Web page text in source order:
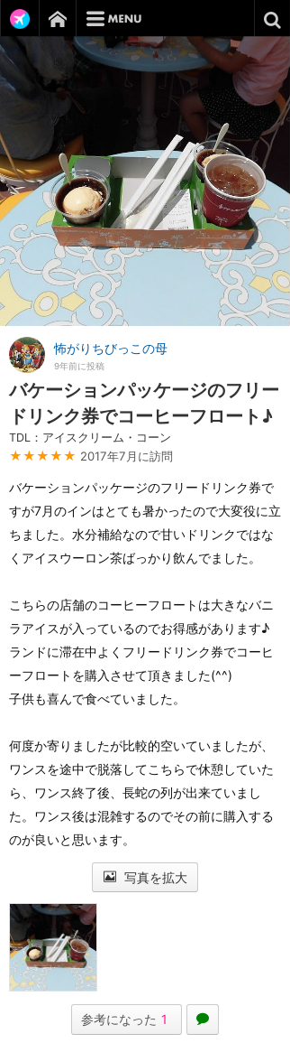
怖がりちびっこの母
9年前に投稿
バケーションパッケージのフリー
ドリンク券でコーヒーフロート♪
TDL：アイスクリーム・コーン
★★★★★ 2017年7月に訪問
バケーションパッケージのフリードリンク券で
すが7月のインはとても暑かったので大変役に立
ちました。水分補給なので甘いドリンクではな
くアイスウーロン茶ばっかり飲んでました。
こちらの店舗のコーヒーフロートは大きなバニ
ラアイスが入っているのでお得感があります♪
ランドに滞在中よくフリードリンク券でコーヒ
ーフロートを購入させて頂きました(^^)
子供も喜んで食べていました。
何度か寄りましたが比較的空いていましたが、
ワンスを途中で脱落してこちらで休憩していた
ら、ワンス終了後、長蛇の列が出来ていまし
た。ワンス後は混雑するのでその前に購入する
のが良いと思います。
写真を拡大
参考になった 1